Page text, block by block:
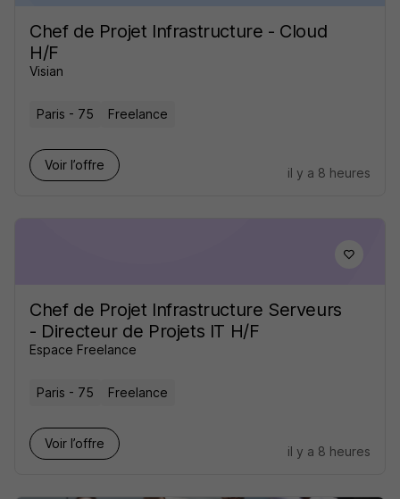
Chef de Projet Infrastructure - Cloud
H/F
Visian
Paris - 75 Freelance
Voir l’offre
il y a 8 heures
Chef de Projet Infrastructure Serveurs
- Directeur de Projets IT H/F
Espace Freelance
Paris - 75 Freelance
Voir l’offre
il y a 8 heures